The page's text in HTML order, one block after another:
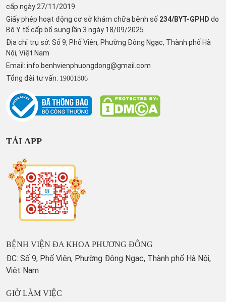
cấp ngày 27/11/2019
Giấy phép hoạt động cơ sở khám chữa bệnh số 234/BYT-GPHD do
Bộ Y tế cấp bổ sung lần 3 ngày 18/09/2025
Địa chỉ trụ sở: Số 9, Phố Viên, Phường Đông Ngạc, Thành phố Hà
Nội, Việt Nam
Email: info.benhvienphuongdong@gmail.com
Tổng đài tư vấn: 19001806
TẢI APP
BỆNH VIỆN ĐA KHOA PHƯƠNG ĐÔNG
ĐC: Số 9, Phố Viên, Phường Đông Ngạc, Thành phố Hà Nội,
Việt Nam
GIỜ LÀM VIỆC